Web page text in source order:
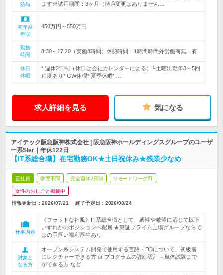
給与
ます※試用期間：3ヶ月（待遇変更はありません…
初年度
年収
450万円～550万円
勤務
時間
8:30～17:20（実働8時間）休憩時間：1時間時間外労働有無：有
休日
休暇
* 週休2日制（休日は会社カレンダーによる）└土曜出勤年3～5回
程度あり* GW休暇* 夏季休暇* …
求人詳細を見る 気になる
アイテック阪急阪神株式会社 | 阪急阪神ホールディングスグループのユーザ
ー系SIer｜年休122日
【IT系総合職】在宅勤務OK★土日祝休み★残業少なめ
正社員 学歴不問 完全週休2日制 リモートワーク可
女性のおしごと掲載中
情報更新日：2026/07/21 終了予定日： 2026/08/24
仕事内容
《フラットな社風》IT系総合職として、適性や希望に応じて以下
いずれかのポジションへ配属 ★東証プライム上場グループならで
はの手厚い福利厚生あり
対象と
なる方
オープン系システム開発で使用する言語・DBについて、初級者
にレクチャーできる方 or プログラムの詳細設計～単体試験まで
ができる方 など